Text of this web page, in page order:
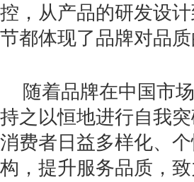
控，从产品的研发设
节都体现了品牌对品质
随着品牌在中国市
持之以恒地进行自我
消费者日益多样化、
构，提升服务品质，